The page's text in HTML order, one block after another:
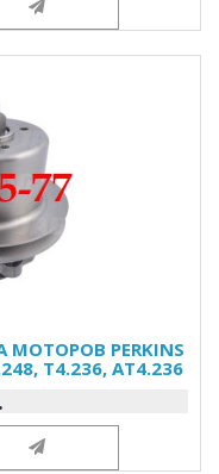
PERKINS
T4.236, AT4.236